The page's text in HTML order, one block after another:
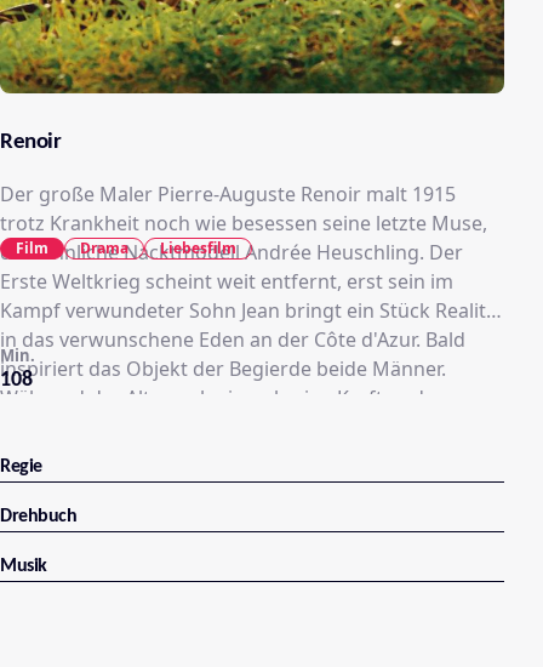
Renoir
Der große Maler Pierre-Auguste Renoir malt 1915
trotz Krankheit noch wie besessen seine letzte Muse,
das sinnliche Nacktmodell Andrée Heuschling. Der
Erste Weltkrieg scheint weit entfernt, erst sein im
Kampf verwundeter Sohn Jean bringt ein Stück Realität
in das verwunschene Eden an der Côte d'Azur. Bald
inspiriert das Objekt der Begierde beide Männer.
Während der Alte noch einmal seine Kraft und
rothaarige Schönheit und entwickelt seine
Leidenschaft für die Siebente Kunst.
108
Min.
Film Drama Liebesfilm
Regie
Drehbuch
Musik